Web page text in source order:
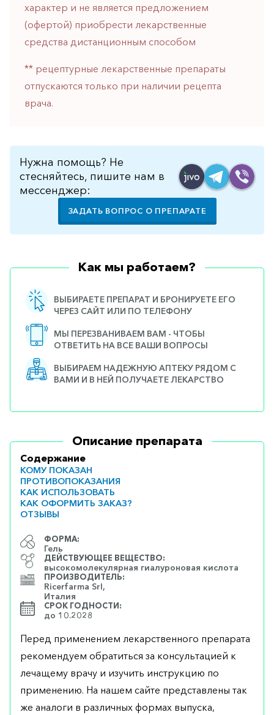
характер и не является предложением
(офертой) приобрести лекарственные
средства дистанционным способом
** рецептурные лекарственные препараты
отпускаются только при наличии рецепта
врача.
Нужна помощь? Не
стесняйтесь, пишите нам в
мессенджер:
ЗАДАТЬ ВОПРОС О ПРЕПАРАТЕ
Как мы работаем?
ВЫБИРАЕТЕ ПРЕПАРАТ И БРОНИРУЕТЕ ЕГО
ЧЕРЕЗ САЙТ ИЛИ ПО ТЕЛЕФОНУ
МЫ ПЕРЕЗВАНИВАЕМ ВАМ - ЧТОБЫ
ОТВЕТИТЬ НА ВСЕ ВАШИ ВОПРОСЫ
ВЫБИРАЕМ НАДЕЖНУЮ АПТЕКУ РЯДОМ С
ВАМИ И В НЕЙ ПОЛУЧАЕТЕ ЛЕКАРСТВО
Описание препарата
Содержание
КОМУ ПОКАЗАН
ПРОТИВОПОКАЗАНИЯ
КАК ИСПОЛЬЗОВАТЬ
КАК ОФОРМИТЬ ЗАКАЗ?
ОТЗЫВЫ
ФОРМА:
Гель
ДЕЙСТВУЮЩЕЕ ВЕЩЕСТВО:
высокомолекулярная гиалуроновая кислота
ПРОИЗВОДИТЕЛЬ:
Ricerfarma Srl,
Италия
СРОК ГОДНОСТИ:
до 10.2028
Перед применением лекарственного препарата
рекомендуем обратиться за консультацией к
лечащему врачу и изучить инструкцию по
применению. На нашем сайте представлены так
же аналоги в различных формах выпуска,